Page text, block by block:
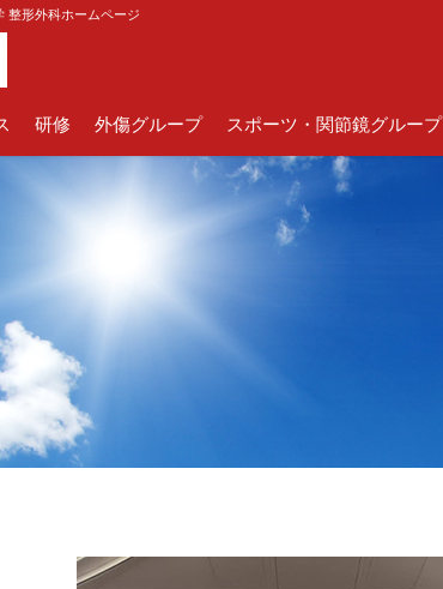
整形外科ホームページ
研修 外傷グループ スポーツ・関節鏡グループ